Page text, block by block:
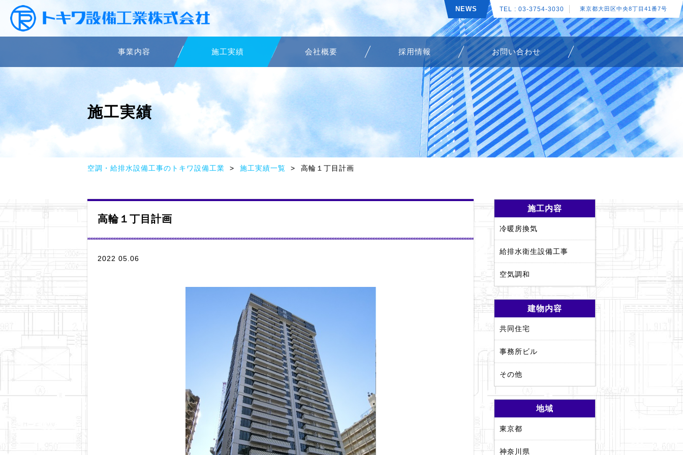
NEWS TEL : 03-3754-3030 東京都大田区中央8丁目41番7号
事業内容 施工実績 会社概要 採用情報 お問い合わせ
施工実績
空調・給排水設備工事のトキワ設備工業 施工実績一覧 高輪１丁目計画
高輪１丁目計画
2022 05.06
施工内容
冷暖房換気
給排水衛生設備工事
空気調和
建物内容
共同住宅
事務所ビル
その他
地域
東京都
神奈川県